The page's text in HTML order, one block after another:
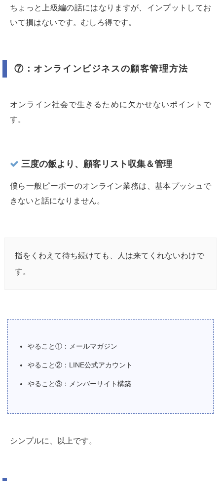
ちょっと上級編の話にはなりますが、インプットしてお
いて損はないです。むしろ得です。
⑦：オンラインビジネスの顧客管理方法
オンライン社会で生きるために欠かせないポイントで
す。
三度の飯より、顧客リスト収集＆管理
僕ら一般ピーポーのオンライン業務は、基本プッシュで
きないと話になりません。
指をくわえて待ち続けても、人は来てくれないわけで
す。
やること①：メールマガジン
やること②：LINE公式アカウント
やること③：メンバーサイト構築
シンプルに、以上です。